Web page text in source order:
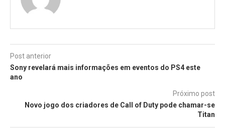
Post anterior
Sony revelará mais informações em eventos do PS4 este
ano
Próximo post
Novo jogo dos criadores de Call of Duty pode chamar-se
Titan